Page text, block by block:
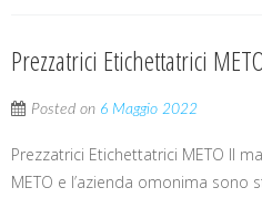
Prezzatrici Etichettatrici
Posted on 6 Maggio 2022
Prezzatrici Etichettatrici METO Il
METO e l’azienda omonima sono